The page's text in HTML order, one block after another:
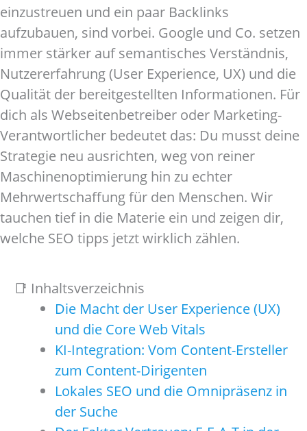
einzustreuen und ein paar Backlinks
aufzubauen, sind vorbei. Google und Co. setzen
immer stärker auf semantisches Verständnis,
Nutzererfahrung (User Experience, UX) und die
Qualität der bereitgestellten Informationen. Für
dich als Webseitenbetreiber oder Marketing-
Verantwortlicher bedeutet das: Du musst deine
Strategie neu ausrichten, weg von reiner
Maschinenoptimierung hin zu echter
Mehrwertschaffung für den Menschen. Wir
tauchen tief in die Materie ein und zeigen dir,
welche SEO tipps jetzt wirklich zählen.
📑 Inhaltsverzeichnis
Die Macht der User Experience (UX)
und die Core Web Vitals
KI-Integration: Vom Content-Ersteller
zum Content-Dirigenten
Lokales SEO und die Omnipräsenz in
der Suche